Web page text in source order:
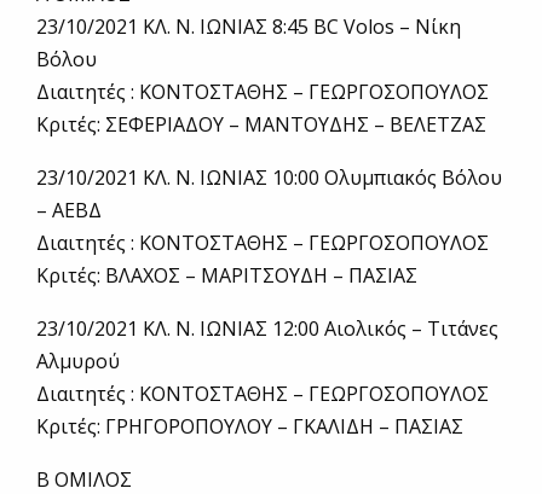
23/10/2021 ΚΛ. Ν. ΙΩΝΙΑΣ 8:45 BC Volos – Νίκη
Βόλου
Διαιτητές : ΚΟΝΤΟΣΤΑΘΗΣ – ΓΕΩΡΓΟΣΟΠΟΥΛΟΣ
Κριτές: ΣΕΦΕΡΙΑΔΟΥ – ΜΑΝΤΟΥΔΗΣ – ΒΕΛΕΤΖΑΣ
23/10/2021 ΚΛ. Ν. ΙΩΝΙΑΣ 10:00 Ολυμπιακός Βόλου
– ΑΕΒΔ
Διαιτητές : ΚΟΝΤΟΣΤΑΘΗΣ – ΓΕΩΡΓΟΣΟΠΟΥΛΟΣ
Κριτές: ΒΛΑΧΟΣ – ΜΑΡΙΤΣΟΥΔΗ – ΠΑΣΙΑΣ
23/10/2021 ΚΛ. Ν. ΙΩΝΙΑΣ 12:00 Αιολικός – Τιτάνες
Αλμυρού
Διαιτητές : ΚΟΝΤΟΣΤΑΘΗΣ – ΓΕΩΡΓΟΣΟΠΟΥΛΟΣ
Κριτές: ΓΡΗΓΟΡΟΠΟΥΛΟΥ – ΓΚΑΛΙΔΗ – ΠΑΣΙΑΣ
Β ΟΜΙΛΟΣ